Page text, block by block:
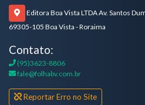
Editora Boa Vista LTDA Av. Santos
69305-105 Boa Vista - Roraima
Contato:
(95)3623-8806
fale@folhabv.com.br
Reportar Erro no Site